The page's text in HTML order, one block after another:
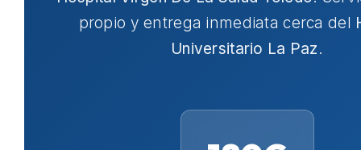
propio y entrega inmediata cerca del
Universitario La Paz.